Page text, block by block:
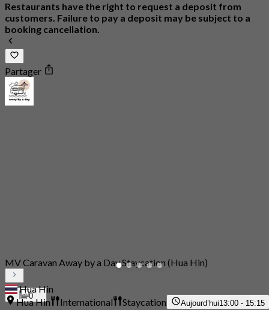
Restaurants have the right to request a deposit from
customers. Failure to pay a deposit may be subject to a
booking cancellation.
Partager
0
MV Caravan Away by a Day Staycation (Hua Hin)
Hua Hin
Hua Hin
International Staycation Aujourd’hui13:00 - 15:15